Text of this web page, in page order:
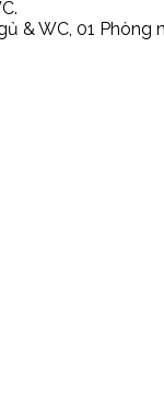
& WC, 01 Phòng